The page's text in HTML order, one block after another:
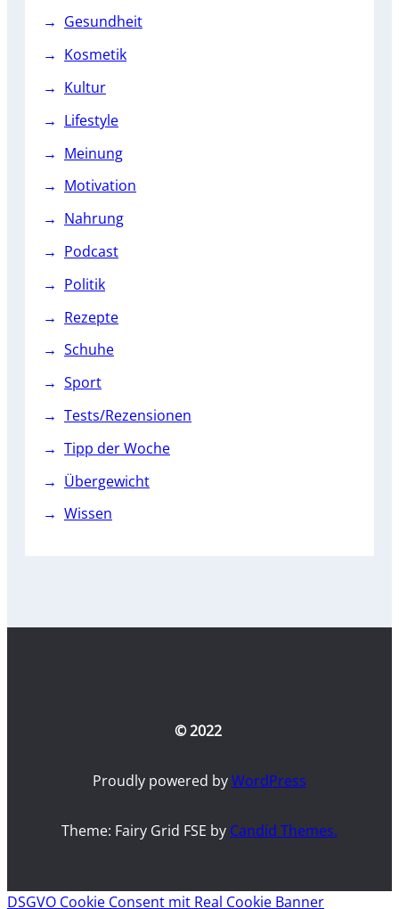
Gesundheit
Kosmetik
Kultur
Lifestyle
Meinung
Motivation
Nahrung
Podcast
Politik
Rezepte
Schuhe
Sport
Tests/Rezensionen
Tipp der Woche
Übergewicht
Wissen
© 2022
Proudly powered byWordPress
Theme: Fairy Grid FSE by Candid Themes.
DSGVO Cookie Consent mit Real Cookie Banner